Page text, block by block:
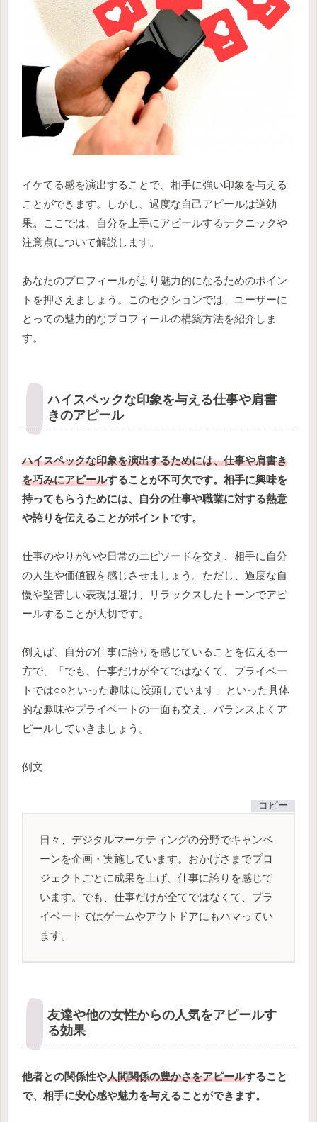
イケてる感を演出することで、相手に強い印象を与える
ことができます。しかし、過度な自己アピールは逆効
果。ここでは、自分を上手にアピールするテクニックや
注意点について解説します。
あなたのプロフィールがより魅力的になるためのポイン
トを押さえましょう。このセクションでは、ユーザーに
とっての魅力的なプロフィールの構築方法を紹介しま
す。
ハイスペックな印象を与える仕事や肩書
きのアピール
ハイスペックな印象を演出するためには、仕事や肩書き
を巧みにアピールすることが不可欠です。相手に興味を
持ってもらうためには、自分の仕事や職業に対する熱意
や誇りを伝えることがポイントです。
仕事のやりがいや日常のエピソードを交え、相手に自分
の人生や価値観を感じさせましょう。ただし、過度な自
慢や堅苦しい表現は避け、リラックスしたトーンでアピ
ールすることが大切です。
例えば、自分の仕事に誇りを感じていることを伝える一
方で、「でも、仕事だけが全てではなくて、プライベー
トでは○○といった趣味に没頭しています」といった具体
的な趣味やプライベートの一面も交え、バランスよくア
ピールしていきましょう。
例文
コピー
日々、デジタルマーケティングの分野でキャンペ
ーンを企画・実施しています。おかげさまでプロ
ジェクトごとに成果を上げ、仕事に誇りを感じて
います。でも、仕事だけが全てではなくて、プラ
イベートではゲームやアウトドアにもハマってい
ます。
友達や他の女性からの人気をアピールす
る効果
他者との関係性や人間関係の豊かさをアピールすること
で、相手に安心感や魅力を与えることができます。